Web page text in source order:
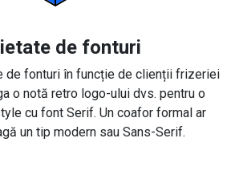
de fonturi
de fonturi în funcție de clienții frizeriei
o notă retro logo-ului dvs. pentru o
cu font Serif. Un coafor formal ar
un tip modern sau Sans-Serif.